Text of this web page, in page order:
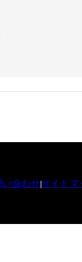
合わせサイトマ